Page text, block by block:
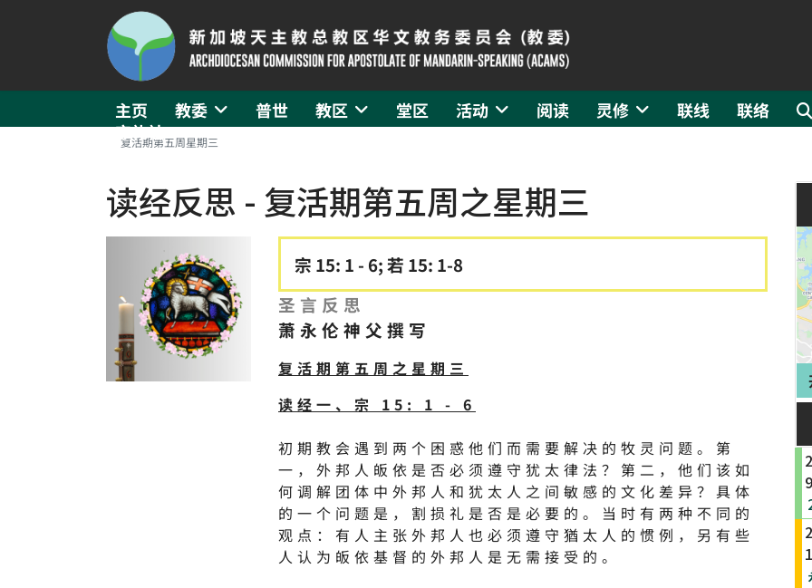
主页 教委 普世 教区 堂区 活动 阅读 灵修 联线
联络
守礼社
复活期第五周星期三
读经反思 - 复活期第五周之星期三
宗 15: 1 - 6; 若 15: 1-8
圣言反思
萧永伦神父撰写
复活期第五周之星期三
读经一、宗 15: 1 - 6
初期教会遇到两个困惑他们而需要解决的牧灵问题。第
一，外邦人皈依是否必须遵守犹太律法？第二，他们该如
何调解团体中外邦人和犹太人之间敏感的文化差异？具体
的一个问题是，割损礼是否是必要的。当时有两种不同的
观点：有人主张外邦人也必须遵守猶太人的惯例，另有些
人认为皈依基督的外邦人是无需接受的。